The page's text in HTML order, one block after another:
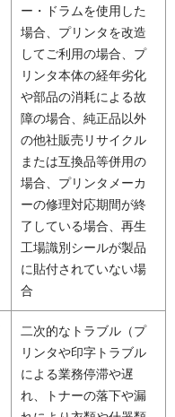
ー・ドラムを使用した
場合、プリンタを改造
してご利用の場合、プ
リンタ本体の経年劣化
や部品の消耗による故
障の場合、純正品以外
の他社販売リサイクル
または互換品等併用の
場合、プリンタメーカ
ーの修理対応期間が終
了している場合、再生
工場識別シールが製品
に貼付されていない場
合
二次的なトラブル（プ
リンタや印字トラブル
による業務停滞や遅
れ、トナーの落下や漏